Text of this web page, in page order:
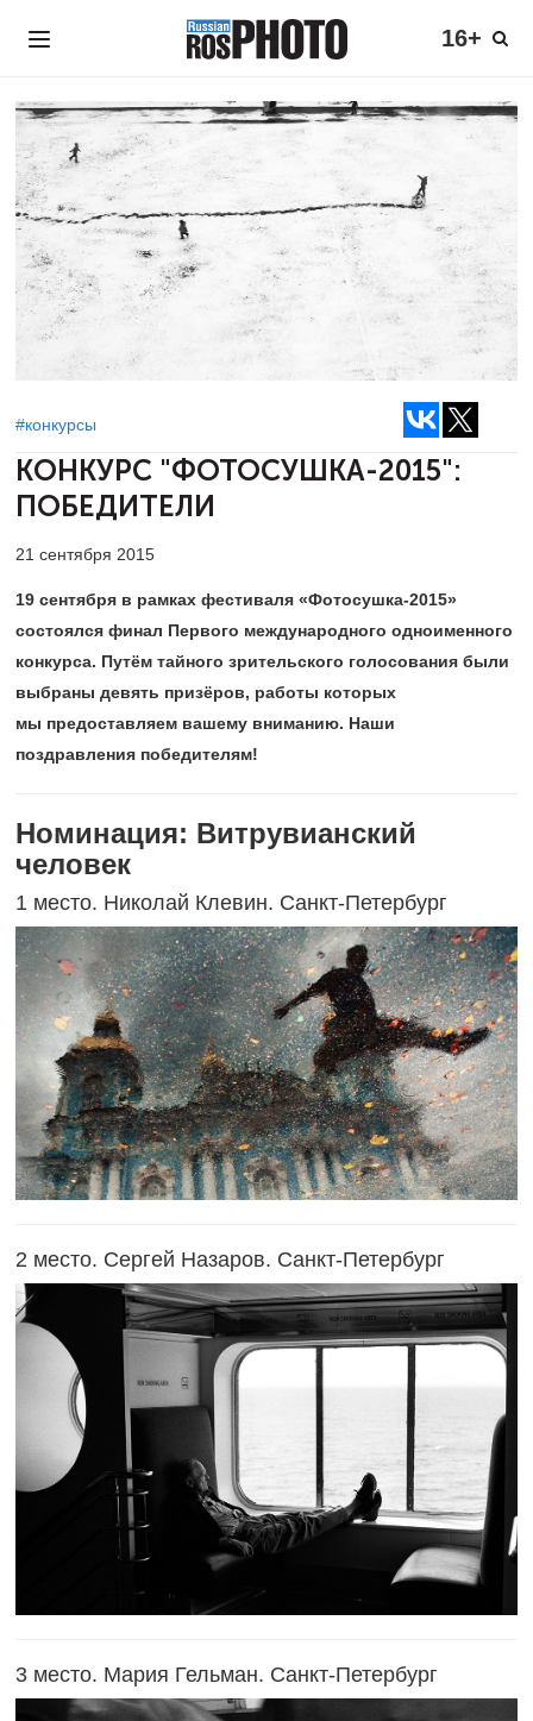
16+
#конкурсы
КОНКУРС "ФОТОСУШКА-2015":
ПОБЕДИТЕЛИ
21 сентября 2015
19 сентября в рамках фестиваля «Фотосушка-2015»
состоялся финал Первого международного одноименного
конкурса. Путём тайного зрительского голосования были
выбраны девять призёров, работы которых
мы предоставляем вашему вниманию. Наши
поздравления победителям!
Номинация: Витрувианский
человек
1 место. Николай Клевин. Санкт-Петербург
2 место. Сергей Назаров. Санкт-Петербург
3 место. Мария Гельман. Санкт-Петербург